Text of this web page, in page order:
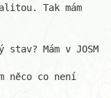
Tak mám
Mám v JOSM
něco co není